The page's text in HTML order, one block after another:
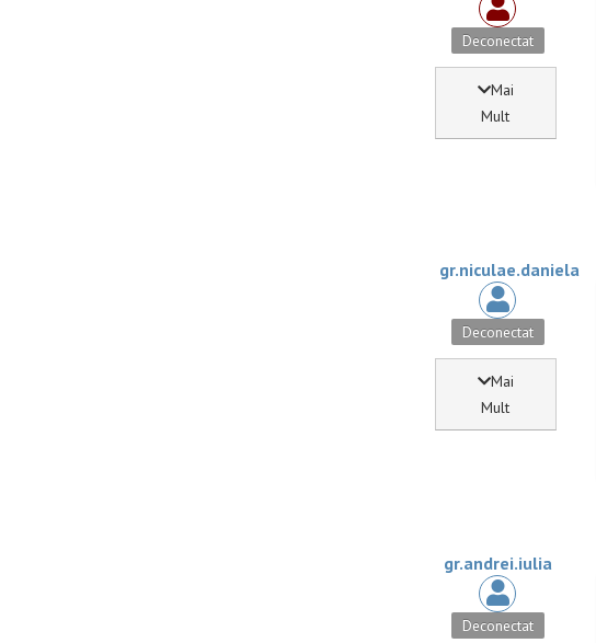
Deconectat
Mai
Mult
gr.niculae.daniela
Deconectat
Mai
Mult
gr.andrei.iulia
Deconectat